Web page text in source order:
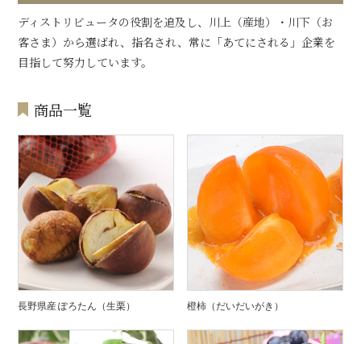
ディストリビュータの役割を追及し、川上（産地）・川下（お
客さま）から選ばれ、指名され、常に「あてにされる」企業を
目指して努力しています。
商品一覧
長野県産 ぽろたん（生栗） 橙柿（だいだいがき）